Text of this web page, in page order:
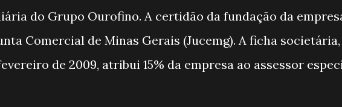
do Grupo Ourofino. A certidão da fundação da
Comercial de Minas Gerais (Jucemg). A ficha societária,
de 2009, atribui 15% da empresa ao assessor